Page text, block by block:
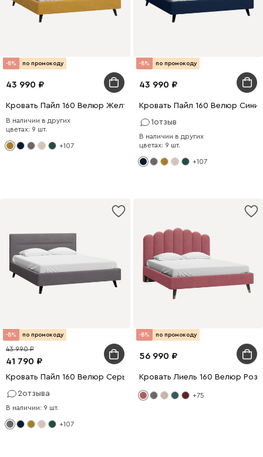
-8% по промокоду
43 990
Кровать Пайл 160 Велюр Желтый
В наличии в других
цветах: 9 шт.
+107
-8% по промокоду
43 990
Кровать Пайл 160 Велюр Синий
1отзыв
В наличии в других
цветах: 9 шт.
+107
-8% по промокоду
41 790
43 990
Кровать Пайл 160 Велюр Серый
2отзыва
В наличии: 9 шт.
+107
-8% по промокоду
56 990
Кровать Лиель 160 Велюр
+75